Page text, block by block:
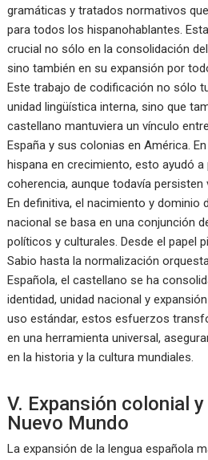
gramáticas y tratados normativos
para todos los hispanohablantes.
crucial no sólo en la consolidación
sino también en su expansión por
Este trabajo de codificación no sólo
unidad lingüística interna, sino que
castellano mantuviera un vínculo
España y sus colonias en América.
hispana en crecimiento, esto ayudó
coherencia, aunque todavía persisten
En definitiva, el nacimiento y dominio
nacional se basa en una conjunción
políticos y culturales. Desde el papel
Sabio hasta la normalización
Española, el castellano se ha
identidad, unidad nacional y
uso estándar, estos esfuerzos
en una herramienta universal,
en la historia y la cultura mundiales.
V. Expansión colonial y
Nuevo Mundo
La expansión de la lengua española